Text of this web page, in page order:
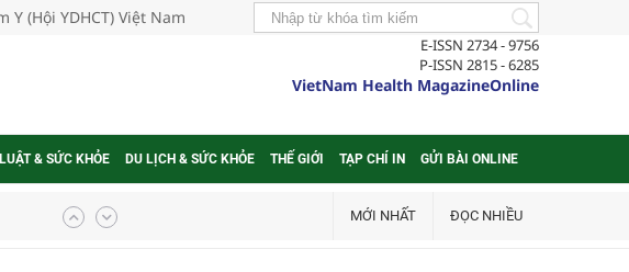
(Hội YDHCT) Việt Nam
E-ISSN 2734 - 9756
P-ISSN 2815 - 6285
VietNam Health MagazineOnline
& SỨC KHỎE DU LỊCH & SỨC KHỎE THẾ GIỚI TẠP CHÍ IN GỬI BÀI ONLINE
MỚI NHẤT ĐỌC NHIỀU